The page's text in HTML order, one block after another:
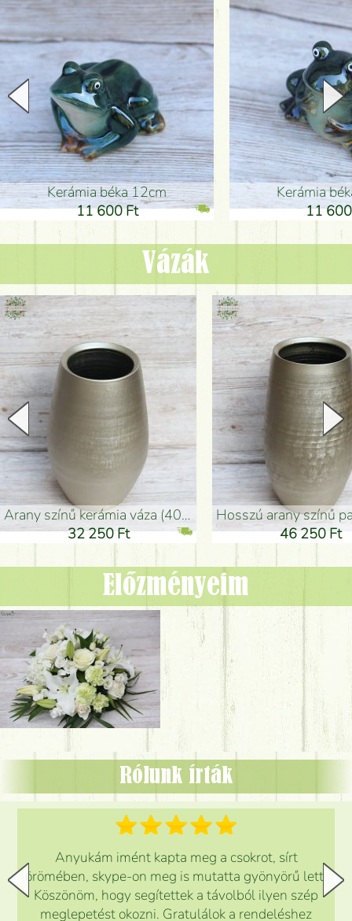
Kerámia béka 12cm
11 600 Ft
Kerámia
11
Vázák
arany színű kerámia váza (40x26cm)
32 250 Ft
hosszú arany színű
46 250 Ft
Előzményeim
Rólunk írták
Anyukám imént kapta meg a csokrot, sírt
örömében, skype-on meg is mutatta gyönyörű lett.
Köszönöm, hogy segítettek a távolból ilyen szép
meglepetést okozni. Gratulálok a rendeléshez